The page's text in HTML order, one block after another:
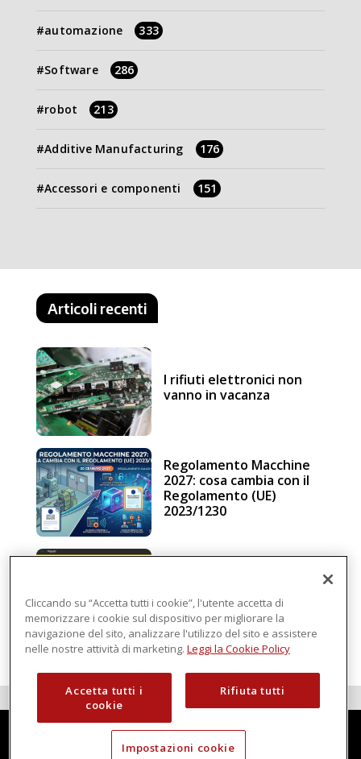
automazione 333
Software 286
robot 213
Additive Manufacturing 176
Accessori e componenti 151
Articoli recenti
I rifiuti elettronici non
vanno in vacanza
Regolamento Macchine
2027: cosa cambia con il
Regolamento (UE)
2023/1230
intelligenza in cloud
Cliccando su “Accetta tutti i cookie”, l'utente accetta di
memorizzare i cookie sul dispositivo per migliorare la
navigazione del sito, analizzare l'utilizzo del sito e assistere
nelle nostre attività di marketing. Leggi la Cookie Policy
Accetta tutti i
cookie
Rifiuta tutti
Impostazioni cookie